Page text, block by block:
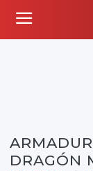
DRAGÓN